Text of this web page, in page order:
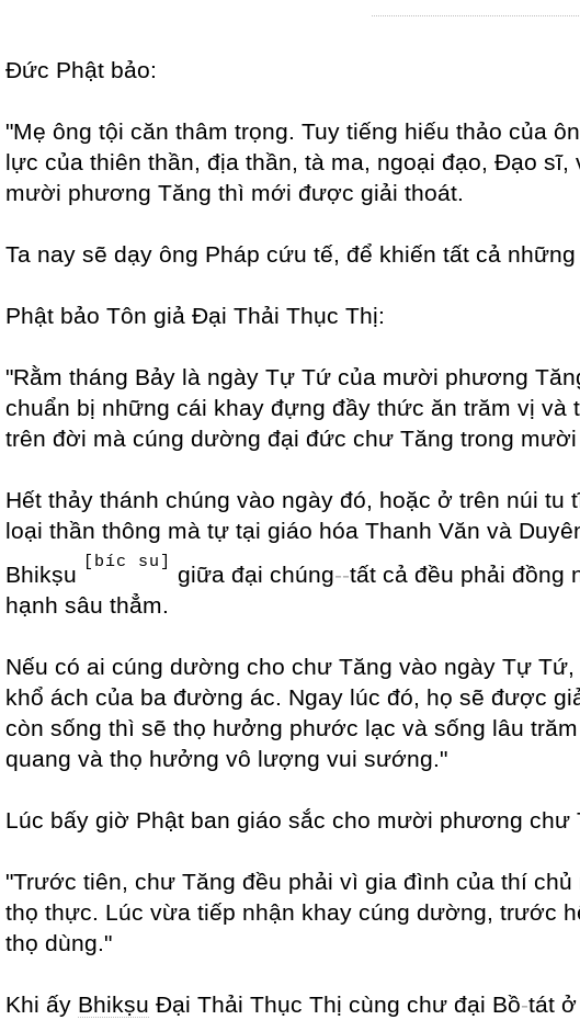
Đức Phật bảo:
"Mẹ ông tội căn thâm trọng. Tuy tiếng hiếu thảo của
lực của thiên thần, địa thần, tà ma, ngoại đạo, Đạo
mười phương Tăng thì mới được giải thoát.
Ta nay sẽ dạy ông Pháp cứu tế, để khiến tất cả
Phật bảo Tôn giả Đại Thải Thục Thị:
"Rằm tháng Bảy là ngày Tự Tứ của mười phương
chuẩn bị những cái khay đựng đầy thức ăn trăm vị
trên đời mà cúng dường đại đức chư Tăng trong
Hết thảy thánh chúng vào ngày đó, hoặc ở trên núi
loại thần thông mà tự tại giáo hóa Thanh Văn và
Bhikṣu
[bíc su] giữa đại chúng--tất cả đều phải đồng
hạnh sâu thẳm.
Nếu có ai cúng dường cho chư Tăng vào ngày Tự
khổ ách của ba đường ác. Ngay lúc đó, họ sẽ được
còn sống thì sẽ thọ hưởng phước lạc và sống lâu
quang và thọ hưởng vô lượng vui sướng."
Lúc bấy giờ Phật ban giáo sắc cho mười phương chư
"Trước tiên, chư Tăng đều phải vì gia đình của thí
thọ thực. Lúc vừa tiếp nhận khay cúng dường, trước
thọ dùng."
Khi ấy Bhikṣu Đại Thải Thục Thị cùng chư đại Bồ-tát ở